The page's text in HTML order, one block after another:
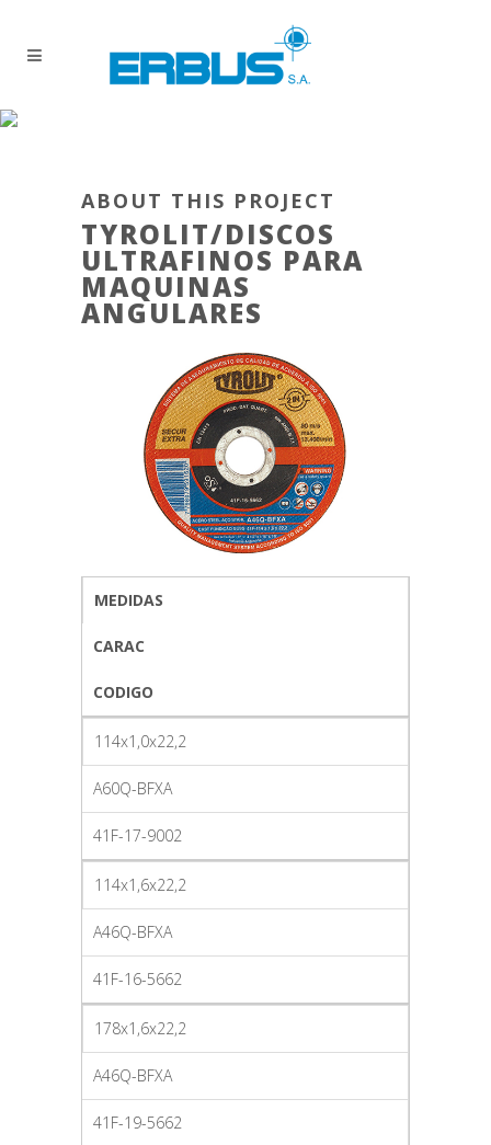
ABOUT THIS PROJECT
TYROLIT/DISCOS
ULTRAFINOS PARA
MAQUINAS
ANGULARES
MEDIDAS
CARAC
CODIGO
114x1,0x22,2
A60Q-BFXA
41F-17-9002
114x1,6x22,2
A46Q-BFXA
41F-16-5662
178x1,6x22,2
A46Q-BFXA
41F-19-5662